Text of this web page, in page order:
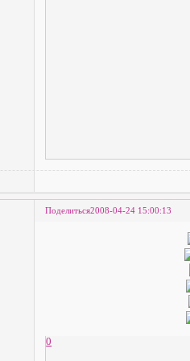
Поделиться2008-04-24 15:00:13
0